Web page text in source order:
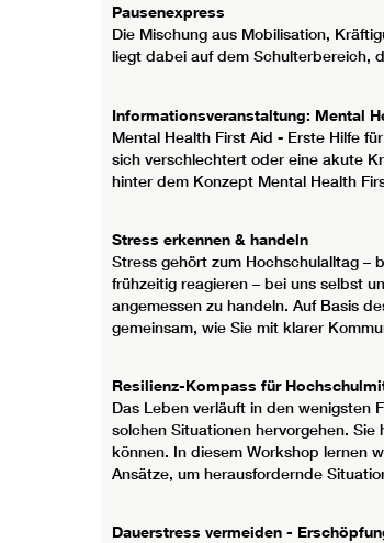
Pausenexpress
Die Mischung aus Mobilisation,
liegt dabei auf dem Schulterbereich,
Informationsveranstaltung: Mental
Mental Health First Aid - Erste Hilfe
sich verschlechtert oder eine akute
hinter dem Konzept Mental Health
Stress erkennen & handeln
Stress gehört zum Hochschulalltag –
frühzeitig reagieren – bei uns selbst
angemessen zu handeln. Auf Basis
gemeinsam, wie Sie mit klarer
Resilienz-Kompass für
Das Leben verläuft in den wenigsten
solchen Situationen hervorgehen.
können. In diesem Workshop lernen
Ansätze, um herausfordernde
Dauerstress vermeiden -